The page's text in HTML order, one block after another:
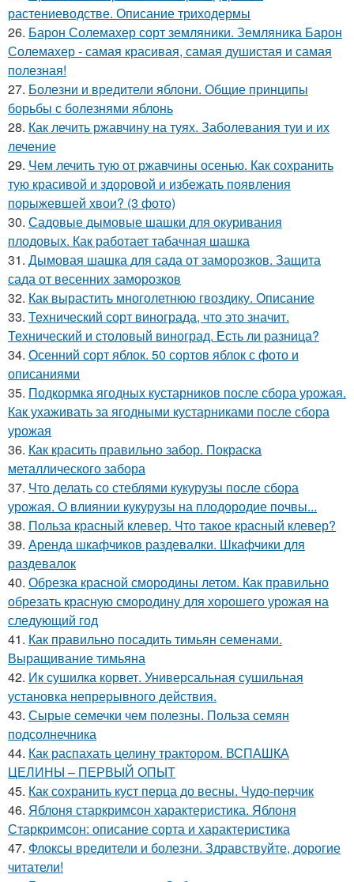
растениеводстве. Описание триходермы
26. Барон Солемахер сорт земляники. Земляника Барон
Солемахер - самая красивая, самая душистая и самая
полезная!
27. Болезни и вредители яблони. Общие принципы
борьбы с болезнями яблонь
28. Как лечить ржавчину на туях. Заболевания туи и их
лечение
29. Чем лечить тую от ржавчины осенью. Как сохранить
тую красивой и здоровой и избежать появления
порыжевшей хвои? (3 фото)
30. Садовые дымовые шашки для окуривания
плодовых. Как работает табачная шашка
31. Дымовая шашка для сада от заморозков. Защита
сада от весенних заморозков
32. Как вырастить многолетнюю гвоздику. Описание
33. Технический сорт винограда, что это значит.
Технический и столовый виноград. Есть ли разница?
34. Осенний сорт яблок. 50 сортов яблок с фото и
описаниями
35. Подкормка ягодных кустарников после сбора урожая.
Как ухаживать за ягодными кустарниками после сбора
урожая
36. Как красить правильно забор. Покраска
металлического забора
37. Что делать со стеблями кукурузы после сбора
урожая. О влиянии кукурузы на плодородие почвы...
38. Польза красный клевер. Что такое красный клевер?
39. Аренда шкафчиков раздевалки. Шкафчики для
раздевалок
40. Обрезка красной смородины летом. Как правильно
обрезать красную смородину для хорошего урожая на
следующий год
41. Как правильно посадить тимьян семенами.
Выращивание тимьяна
42. Ик сушилка корвет. Универсальная сушильная
установка непрерывного действия.
43. Сырые семечки чем полезны. Польза семян
подсолнечника
44. Как распахать целину трактором. ВСПАШКА
ЦЕЛИНЫ – ПЕРВЫЙ ОПЫТ
45. Как сохранить куст перца до весны. Чудо-перчик
46. Яблоня старкримсон характеристика. Яблоня
Старкримсон: описание сорта и характеристика
47. Флоксы вредители и болезни. Здравствуйте, дорогие
читатели!